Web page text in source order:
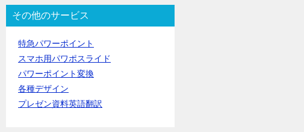
その他のサービス
特急パワーポイント
スマホ用パワポスライド
パワーポイント変換
各種デザイン
プレゼン資料英語翻訳